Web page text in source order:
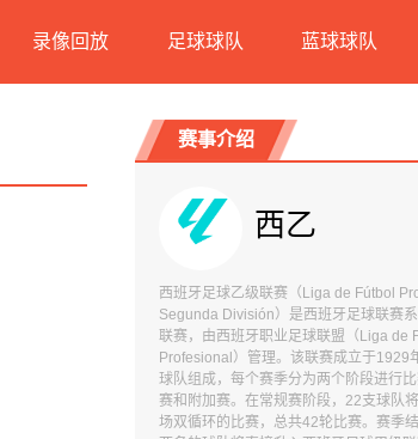
录像回放 足球球队 蓝球球队
赛事介绍
西乙
西班牙足球乙级联赛（Liga de Fútbol
Segunda División）是西班牙足球联赛
联赛，由西班牙职业足球联盟（Liga de
Profesional）管理。该联赛成立于1929
球队组成，每个赛季分为两个阶段进行
赛和附加赛。在常规赛阶段，22支球队
场双循环的比赛，总共42轮比赛。赛季